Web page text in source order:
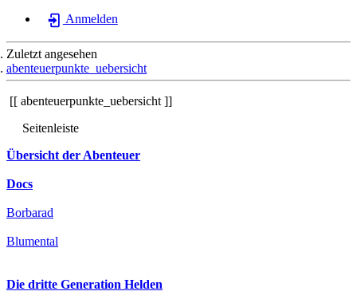
Anmelden
Zuletzt angesehen
abenteuerpunkte_uebersicht
abenteuerpunkte_uebersicht
Seitenleiste
Übersicht der Abenteuer
Docs
Borbarad
Blumental
Die dritte Generation Helden